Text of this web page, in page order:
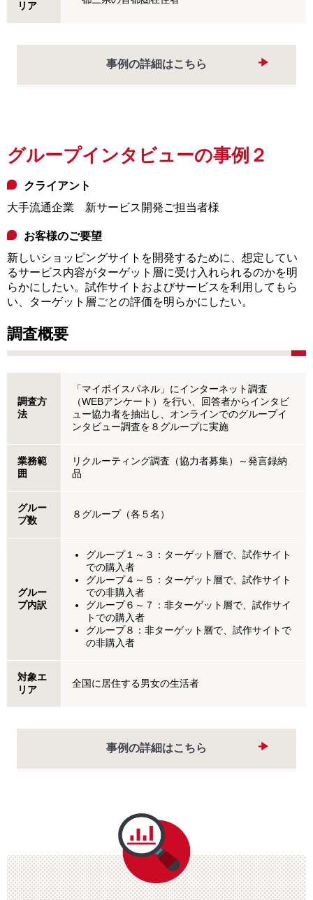
リア
事例の詳細はこちら
グループインタビューの事例２
クライアント
大手流通企業 新サービス開発ご担当者様
お客様のご要望
新しいショッピングサイトを開発するために、想定してい
るサービス内容がターゲット層に受け入れられるのかを明
らかにしたい。試作サイトおよびサービスを利用してもら
い、ターゲット層ごとの評価を明らかにしたい。
調査概要
調査方
法
「マイボイスパネル」にインターネット調査
（WEBアンケート）を行い、回答者からインタビ
ュー協力者を抽出し、オンラインでのグループイ
ンタビュー調査を８グループに実施
業務範
囲
リクルーティング調査（協力者募集）～発言録納
品
グルー
プ数
８グループ（各５名）
グルー
プ内訳
グループ１～３：ターゲット層で、試作サイト
での購入者
グループ４～５：ターゲット層で、試作サイト
での非購入者
グループ６～７：非ターゲット層で、試作サイ
トでの購入者
グループ８：非ターゲット層で、試作サイトで
の非購入者
対象エ
リア
全国に居住する男女の生活者
事例の詳細はこちら